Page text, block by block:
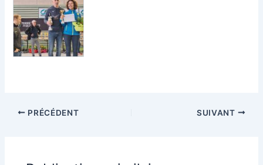
PRÉCÉDENT SUIVANT